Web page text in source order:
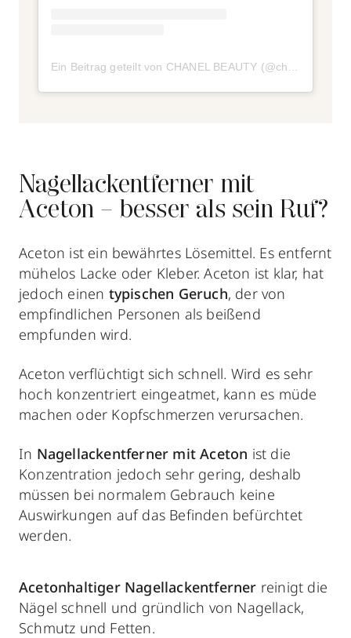
Nagellackentferner mit
Aceton – besser als sein Ruf?
Aceton ist ein bewährtes Lösemittel. Es entfernt
mühelos Lacke oder Kleber. Aceton ist klar, hat
jedoch einen typischen Geruch, der von
empfindlichen Personen als beißend
empfunden wird.
Aceton verflüchtigt sich schnell. Wird es sehr
hoch konzentriert eingeatmet, kann es müde
machen oder Kopfschmerzen verursachen.
In Nagellackentferner mit Aceton ist die
Konzentration jedoch sehr gering, deshalb
müssen bei normalem Gebrauch keine
Auswirkungen auf das Befinden befürchtet
werden.
Acetonhaltiger Nagellackentferner reinigt die
Nägel schnell und gründlich von Nagellack,
Schmutz und Fetten.